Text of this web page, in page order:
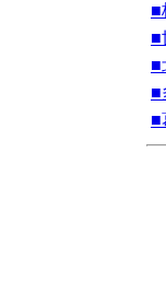
■
■
■
■
■